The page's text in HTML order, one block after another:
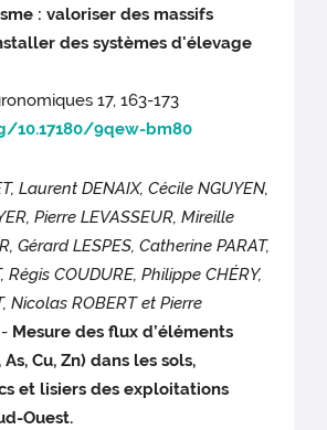
: valoriser des massifs
des systèmes d'élevage
17, 163-173
10.17180/9qew-bm80
Laurent DENAIX, Cécile NGUYEN,
Pierre LEVASSEUR, Mireille
Gérard LESPES, Catherine PARAT,
Régis COUDURE, Philippe CHÉRY,
Nicolas ROBERT et Pierre
- Mesure des flux d’éléments
Cu, Zn) dans les sols,
et lisiers des exploitations
Ouest.